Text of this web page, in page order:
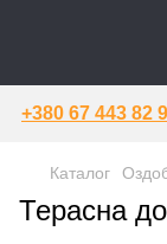
+380 67 443 82
Каталог
Терасна